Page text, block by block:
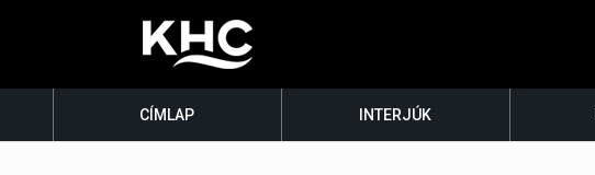
CÍMLAP INTERJÚK